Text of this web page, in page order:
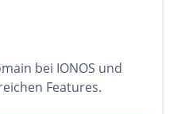
bei IONOS und
Features.